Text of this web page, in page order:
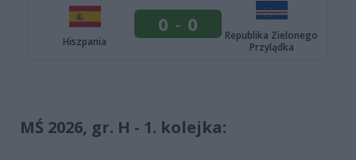
MŚ 2026, gr. H - 1. kolejka: